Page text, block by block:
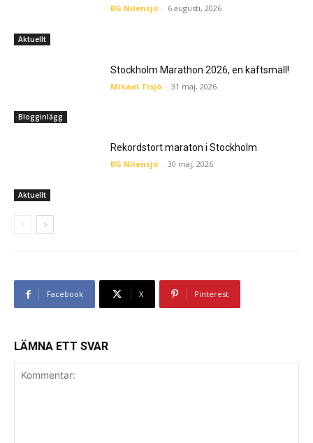
Aktuellt
BG Nilensjö - 6 augusti, 2026
Blogginlägg
Stockholm Marathon 2026, en käftsmäll!
Mikael Tisjö - 31 maj, 2026
Aktuellt
Rekordstort maraton i Stockholm
BG Nilensjö - 30 maj, 2026
Facebook X Pinterest
LÄMNA ETT SVAR